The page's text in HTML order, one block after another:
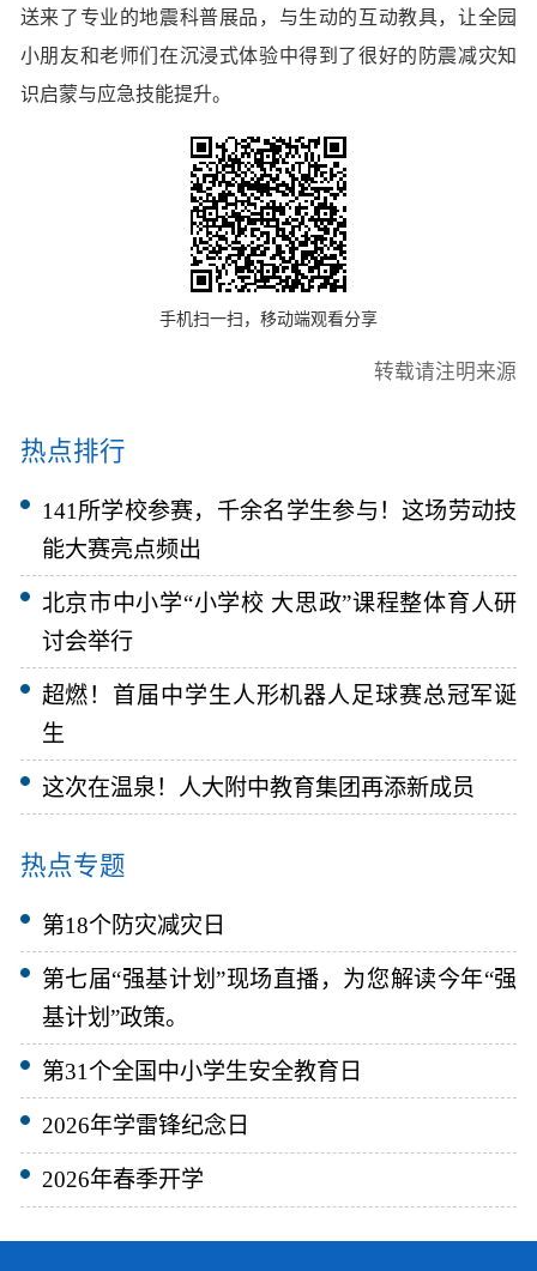
送来了专业的地震科普展品，与生动的互动教具，让全园
小朋友和老师们在沉浸式体验中得到了很好的防震减灾知
识启蒙与应急技能提升。
手机扫一扫，移动端观看分享
转载请注明来源
热点排行
141所学校参赛，千余名学生参与！这场劳动技
能大赛亮点频出
北京市中小学“小学校 大思政”课程整体育人研
讨会举行
超燃！首届中学生人形机器人足球赛总冠军诞
生
这次在温泉！人大附中教育集团再添新成员
热点专题
第18个防灾减灾日
第七届“强基计划”现场直播，为您解读今年“强
基计划”政策。
第31个全国中小学生安全教育日
2026年学雷锋纪念日
2026年春季开学